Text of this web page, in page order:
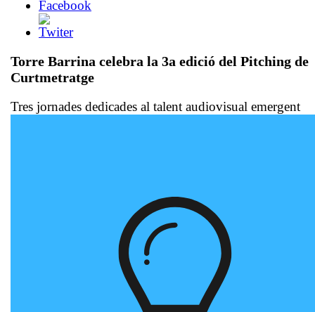
Torre Barrina celebra la 3a edició del Pitching de
Curtmetratge
Tres jornades dedicades al talent audiovisual emergent